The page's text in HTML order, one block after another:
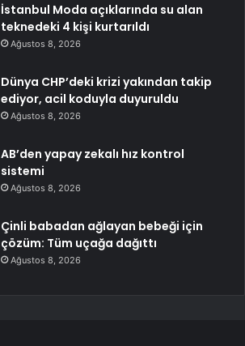
İstanbul Moda açıklarında su alan
teknedeki 4 kişi kurtarıldı
Ağustos 8, 2026
Dünya CHP’deki krizi yakından takip
ediyor, acil koduyla duyuruldu
Ağustos 8, 2026
AB’den yapay zekalı hız kontrol
sistemi
Ağustos 8, 2026
Çinli babadan ağlayan bebeği için
çözüm: Tüm uçağa dağıttı
Ağustos 8, 2026